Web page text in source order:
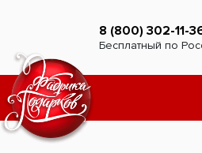
8 (800) 302-11-
Бесплатный по